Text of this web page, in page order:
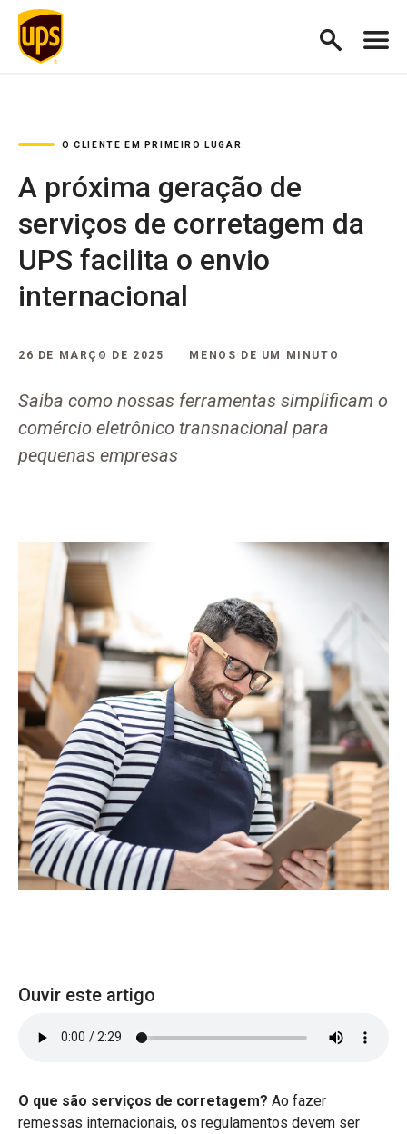
O CLIENTE EM PRIMEIRO LUGAR
A próxima geração de
serviços de corretagem da
UPS facilita o envio
internacional
26 DE MARÇO DE 2025 MENOS DE UM MINUTO
Saiba como nossas ferramentas simplificam o
comércio eletrônico transnacional para
pequenas empresas
Ouvir este artigo
O que são serviços de corretagem? Ao fazer
remessas internacionais, os regulamentos devem ser